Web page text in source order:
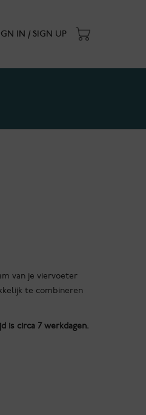
IN / SIGN UP
van je viervoeter
te combineren
is circa 7 werkdagen.